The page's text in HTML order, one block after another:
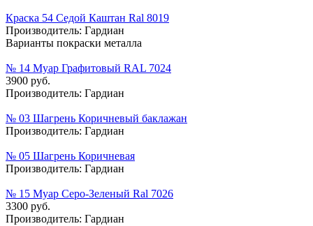
Краска 54 Седой Каштан Ral 8019
Производитель: Гардиан
Варианты покраски металла
№ 14 Муар Графитовый RAL 7024
3900 руб.
Производитель: Гардиан
№ 03 Шагрень Коричневый баклажан
Производитель: Гардиан
№ 05 Шагрень Коричневая
Производитель: Гардиан
№ 15 Муар Серо-Зеленый Ral 7026
3300 руб.
Производитель: Гардиан